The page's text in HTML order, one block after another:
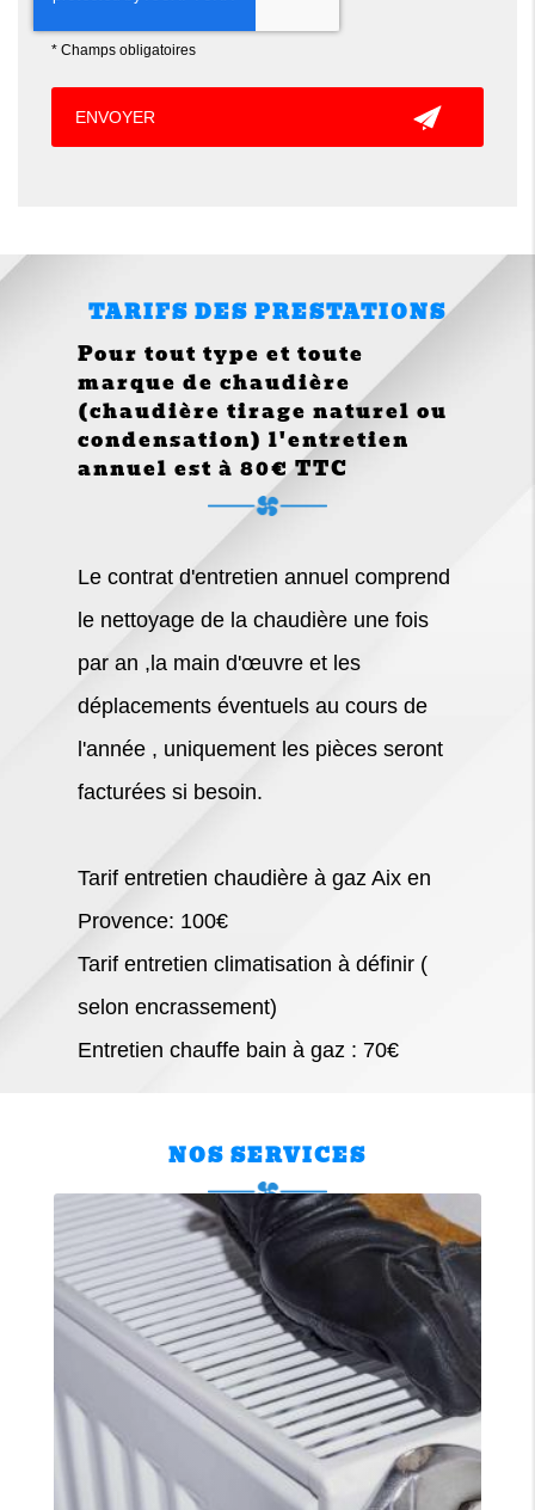
* Champs obligatoires
TARIFS DES PRESTATIONS
Pour tout type et toute
marque de chaudière
(chaudière tirage naturel ou
condensation) l'entretien
annuel est à 80€ TTC
Le contrat d'entretien annuel comprend
le nettoyage de la chaudière une fois
par an ,la main d'œuvre et les
déplacements éventuels au cours de
l'année , uniquement les pièces seront
facturées si besoin.
Tarif entretien chaudière à gaz Aix en
Provence: 100€
Tarif entretien climatisation à définir (
selon encrassement)
Entretien chauffe bain à gaz : 70€
NOS SERVICES